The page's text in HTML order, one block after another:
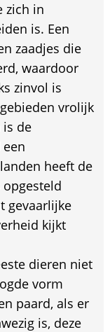
zich in
is. Een
zaadjes die
waardoor
zinvol is
vrolijk
is de
heeft de
gevaarlijke
kijkt
dieren niet
vorm
paard, als er
is, deze